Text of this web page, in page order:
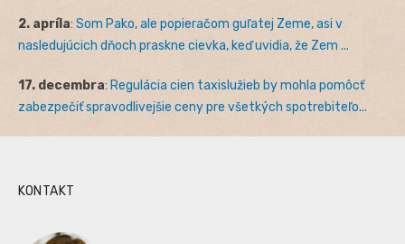
2. apríla: Som Pako, ale popieračom guľatej Zeme, asi v
nasledujúcich dňoch praskne cievka, keď uvidia, že Zem ...
17. decembra: Regulácia cien taxislužieb by mohla pomôcť
zabezpečiť spravodlivejšie ceny pre všetkých spotrebiteľo...
KONTAKT